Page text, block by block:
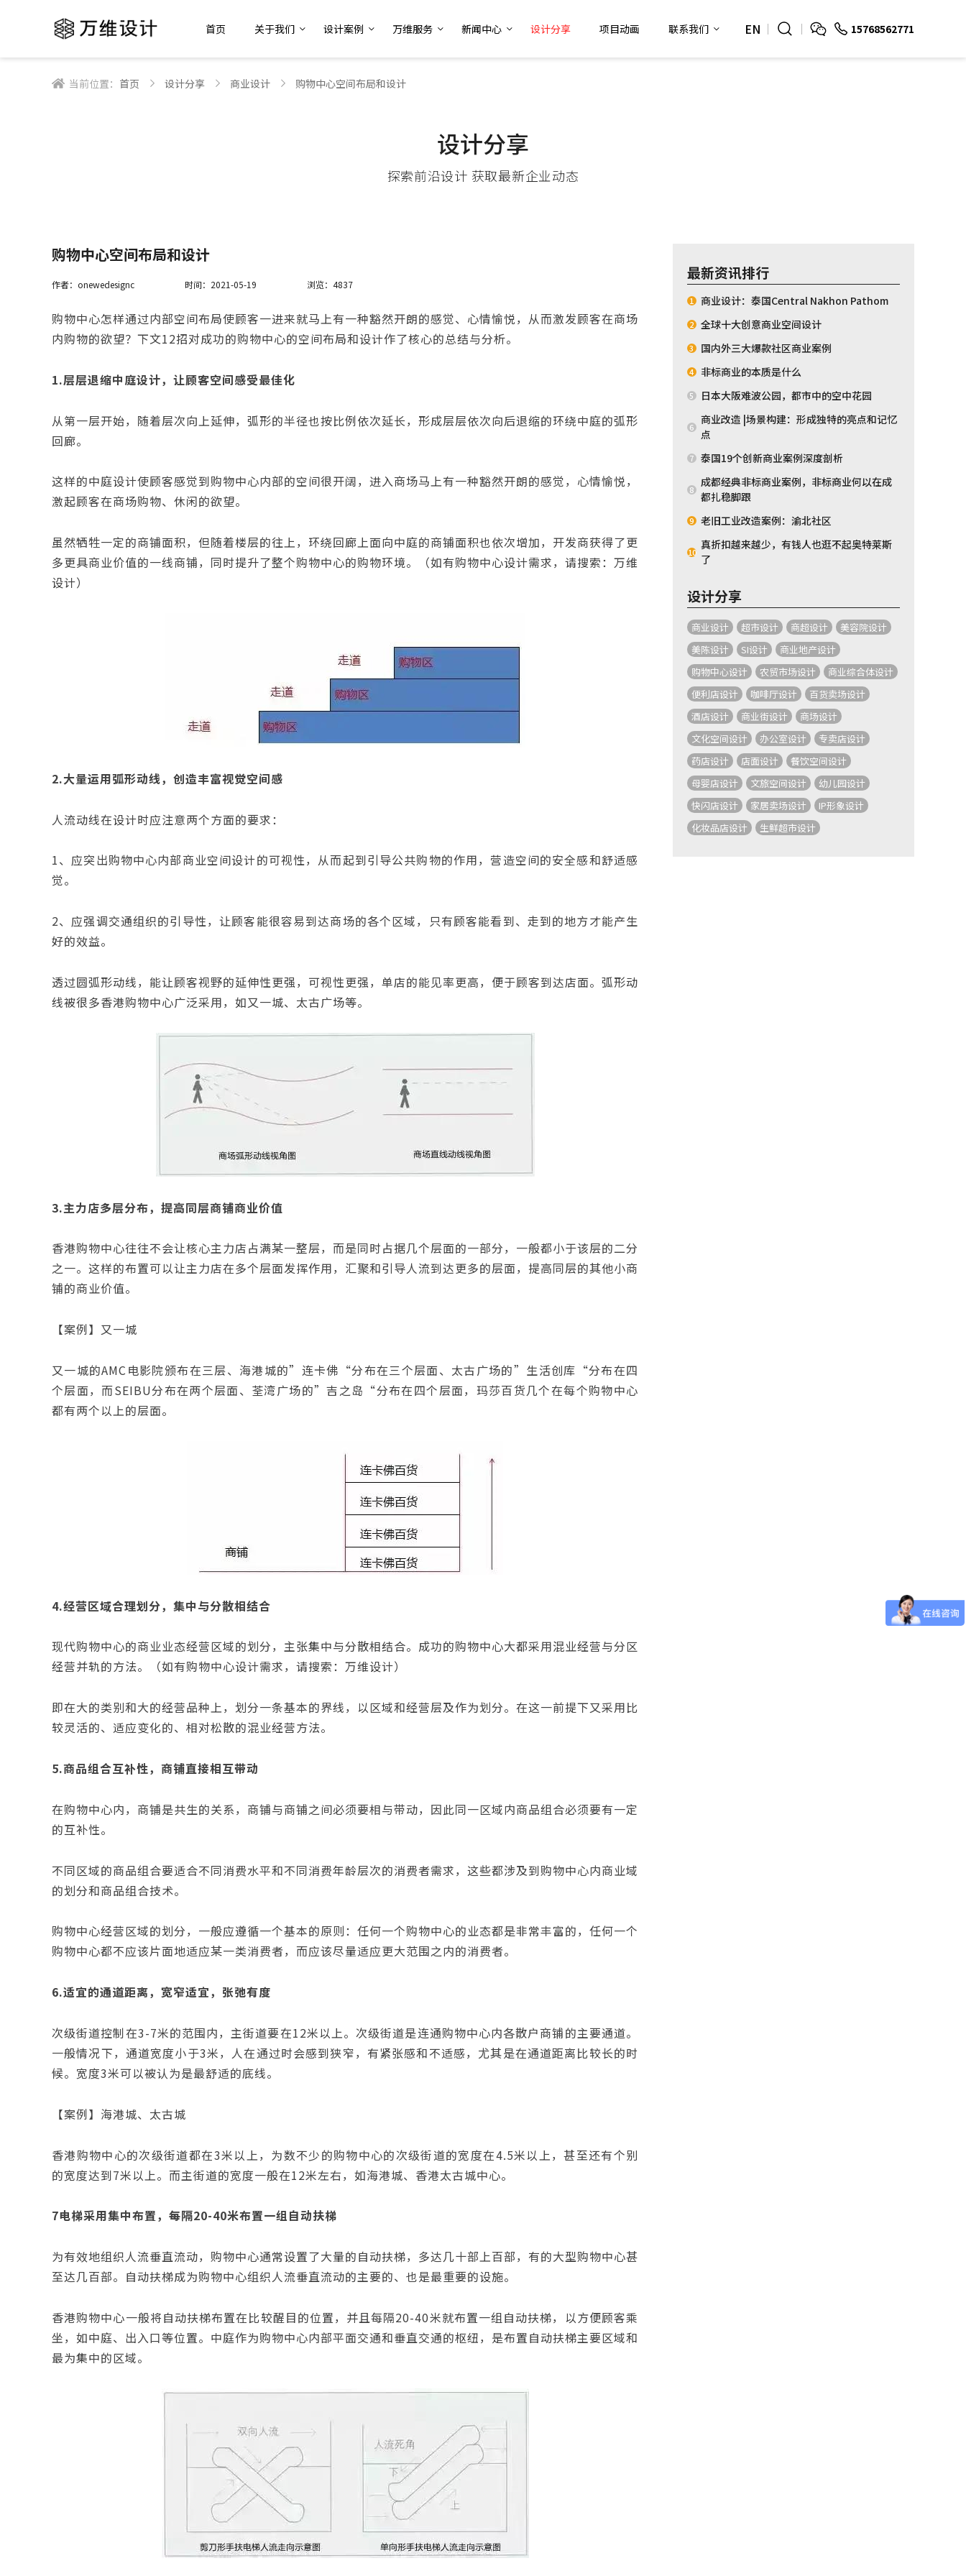
15768562771
EN
首页 关于我们 设计案例 万维服务 新闻中心 设计分享 项目动画 联系我们
当前位置： 首页 设计分享 商业设计 购物中心空间布局和设计
设计分享
探索前沿设计 获取最新企业动态
购物中心空间布局和设计
作者：onewedesignc 时间：2021-05-19 浏览：4837
购物中心怎样通过内部空间布局使顾客一进来就马上有一种豁然开朗的感觉、心情愉悦，从而激发顾客在商场
内购物的欲望？下文12招对成功的购物中心的空间布局和设计作了核心的总结与分析。
1.层层退缩中庭设计，让顾客空间感受最佳化
从第一层开始，随着层次向上延伸，弧形的半径也按比例依次延长，形成层层依次向后退缩的环绕中庭的弧形
回廊。
这样的中庭设计使顾客感觉到购物中心内部的空间很开阔，进入商场马上有一种豁然开朗的感觉，心情愉悦，
激起顾客在商场购物、休闲的欲望。
虽然牺牲一定的商铺面积，但随着楼层的往上，环绕回廊上面向中庭的商铺面积也依次增加，开发商获得了更
多更具商业价值的一线商铺，同时提升了整个购物中心的购物环境。（如有购物中心设计需求，请搜索：万维
设计）
2.大量运用弧形动线，创造丰富视觉空间感
人流动线在设计时应注意两个方面的要求：
1、应突出购物中心内部商业空间设计的可视性，从而起到引导公共购物的作用，营造空间的安全感和舒适感
觉。
2、应强调交通组织的引导性，让顾客能很容易到达商场的各个区域，只有顾客能看到、走到的地方才能产生
好的效益。
透过圆弧形动线，能让顾客视野的延伸性更强，可视性更强，单店的能见率更高，便于顾客到达店面。弧形动
线被很多香港购物中心广泛采用，如又一城、太古广场等。
3.主力店多层分布，提高同层商铺商业价值
香港购物中心往往不会让核心主力店占满某一整层，而是同时占据几个层面的一部分，一般都小于该层的二分
之一。这样的布置可以让主力店在多个层面发挥作用，汇聚和引导人流到达更多的层面，提高同层的其他小商
铺的商业价值。
【案例】又一城
又一城的AMC电影院颁布在三层、海港城的”连卡佛“分布在三个层面、太古广场的”生活创库“分布在四
个层面，而SEIBU分布在两个层面、荃湾广场的”吉之岛“分布在四个层面，玛莎百货几个在每个购物中心
都有两个以上的层面。
4.经营区域合理划分，集中与分散相结合
现代购物中心的商业业态经营区域的划分，主张集中与分散相结合。成功的购物中心大都采用混业经营与分区
经营并轨的方法。（如有购物中心设计需求，请搜索：万维设计）
即在大的类别和大的经营品种上，划分一条基本的界线，以区域和经营层及作为划分。在这一前提下又采用比
较灵活的、适应变化的、相对松散的混业经营方法。
5.商品组合互补性，商铺直接相互带动
在购物中心内，商铺是共生的关系，商铺与商铺之间必须要相与带动，因此同一区域内商品组合必须要有一定
的互补性。
不同区域的商品组合要适合不同消费水平和不同消费年龄层次的消费者需求，这些都涉及到购物中心内商业域
的划分和商品组合技术。
购物中心经营区域的划分，一般应遵循一个基本的原则：任何一个购物中心的业态都是非常丰富的，任何一个
购物中心都不应该片面地适应某一类消费者，而应该尽量适应更大范围之内的消费者。
6.适宜的通道距离，宽窄适宜，张弛有度
次级街道控制在3-7米的范围内，主街道要在12米以上。次级街道是连通购物中心内各散户商铺的主要通道。
一般情况下，通道宽度小于3米，人在通过时会感到狭窄，有紧张感和不适感，尤其是在通道距离比较长的时
候。宽度3米可以被认为是最舒适的底线。
【案例】海港城、太古城
香港购物中心的次级街道都在3米以上，为数不少的购物中心的次级街道的宽度在4.5米以上，甚至还有个别
的宽度达到7米以上。而主街道的宽度一般在12米左右，如海港城、香港太古城中心。
7电梯采用集中布置，每隔20-40米布置一组自动扶梯
为有效地组织人流垂直流动，购物中心通常设置了大量的自动扶梯，多达几十部上百部，有的大型购物中心甚
至达几百部。自动扶梯成为购物中心组织人流垂直流动的主要的、也是最重要的设施。
香港购物中心一般将自动扶梯布置在比较醒目的位置，并且每隔20-40米就布置一组自动扶梯，以方便顾客乘
坐，如中庭、出入口等位置。中庭作为购物中心内部平面交通和垂直交通的枢纽，是布置自动扶梯主要区域和
最为集中的区域。
最新资讯排行
1 商业设计：泰国Central Nakhon Pathom
2 全球十大创意商业空间设计
3 国内外三大爆款社区商业案例
4 非标商业的本质是什么
5 日本大阪难波公园，都市中的空中花园
6
商业改造 |场景构建：形成独特的亮点和记忆
点
7 泰国19个创新商业案例深度剖析
8
成都经典非标商业案例，非标商业何以在成
都扎稳脚跟
9 老旧工业改造案例：渝北社区
10
真折扣越来越少，有钱人也逛不起奥特莱斯
了
设计分享
商业设计 超市设计 商超设计
美容院设计
美陈设计
SI设计
商业地产设计
购物中心设计
农贸市场设计
商业综合体设计
便利店设计
咖啡厅设计
百货卖场设计
酒店设计
商业街设计
商场设计
文化空间设计
办公室设计
专卖店设计
药店设计
店面设计
餐饮空间设计
母婴店设计
文旅空间设计
幼儿园设计
快闪店设计
家居卖场设计
IP形象设计
化妆品店设计
生鲜超市设计